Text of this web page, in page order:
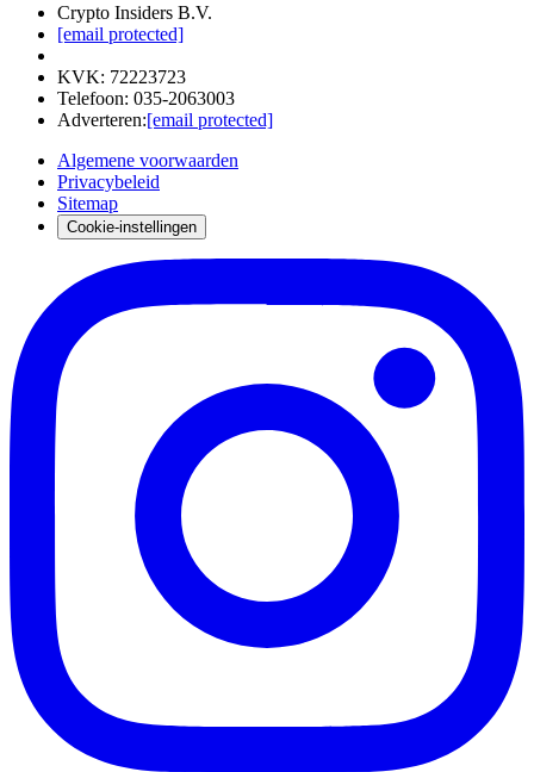
Crypto Insiders B.V.
[email protected]
KVK: 72223723
Telefoon: 035-2063003
Adverteren:[email protected]
Algemene voorwaarden
Privacybeleid
Sitemap
Cookie-instellingen